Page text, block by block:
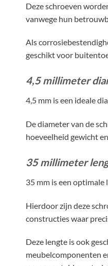
Deze schroeven
vanwege hun
Als
geschikt voor
4,5 millimeter
4,5 mm is een ideale
De diameter van de
hoeveelheid gewicht
35 millimeter
35 mm is een
Hierdoor zijn deze
constructies waar
Deze lengte is ook
meubelcomponenten